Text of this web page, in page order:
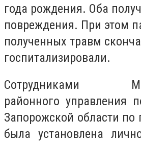
года рождения. Оба
повреждения. При этом
полученных травм
госпитализировали.
Сотрудниками
районного управления
Запорожской области по
была установлена